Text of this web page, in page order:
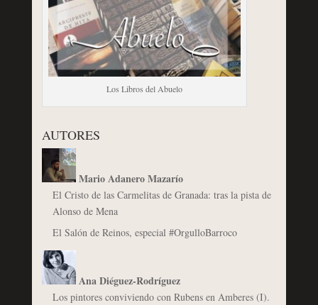
Los Libros del Abuelo
AUTORES
Mario Adanero Mazarío
El Cristo de las Carmelitas de Granada: tras la pista de
Alonso de Mena
El Salón de Reinos, especial #OrgulloBarroco
Ana Diéguez-Rodríguez
Los pintores conviviendo con Rubens en Amberes (I).